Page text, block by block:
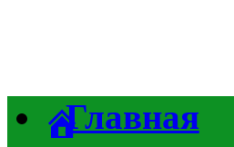
Главная